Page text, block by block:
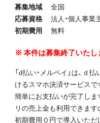
募集地域
全国
応募資格
法人・個人事業
初期費用
無料
本件は募集終了いたし
「d払い・メルペイ」は、ｄ
けるスマホ決済サービスで
簡単にお支払いが完了しま
リの売上金も利用できます
初期費用０円で導入いただ